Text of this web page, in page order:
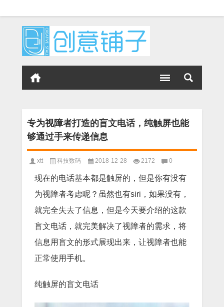
专为视障者打造的盲文电话，纯触屏也能
够通过手来传递信息
xtt 科技数码 2018-12-28 2172 0
现在的电话基本都是触屏的，但是你有没有
为视障者考虑呢？虽然也有siri，如果没有，
就完全失去了信息，但是今天要介绍的这款
盲文电话，就完美解决了视障者的需求，将
信息用盲文的形式展现出来，让视障者也能
正常使用手机。
纯触屏的盲文电话